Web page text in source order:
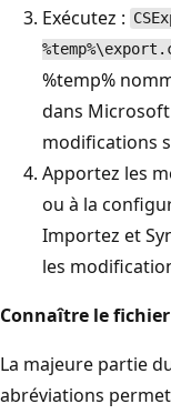
Exécutez :
%temp%
dans
modifications
Apportez les
ou à la
Importez et
les
Connaître le
La majeure partie
abréviations